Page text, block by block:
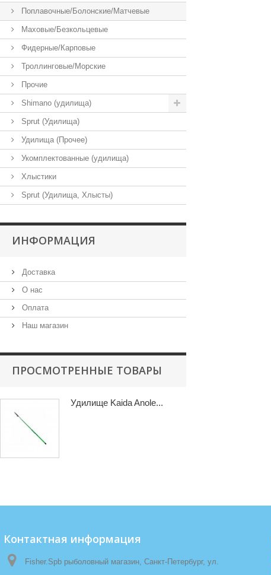
Поплавочные/Болонские/Матчевые
Маховые/Безкольцевые
Фидерные/Карповые
Троллинговые/Морские
Прочие
Shimano (удилища)
Sprut (Удилища)
Удилища (Прочее)
Укомплектованные (удилища)
Хлыстики
Sprut (Удилища, Хлысты)
ИНФОРМАЦИЯ
Доставка
О нас
Оплата
Наш магазин
ПРОСМОТРЕННЫЕ ТОВАРЫ
Удилище Kaida Anole...
Контактная информация
Fisher.Spb рыболовный магазин, Санкт-Петербург, ул.